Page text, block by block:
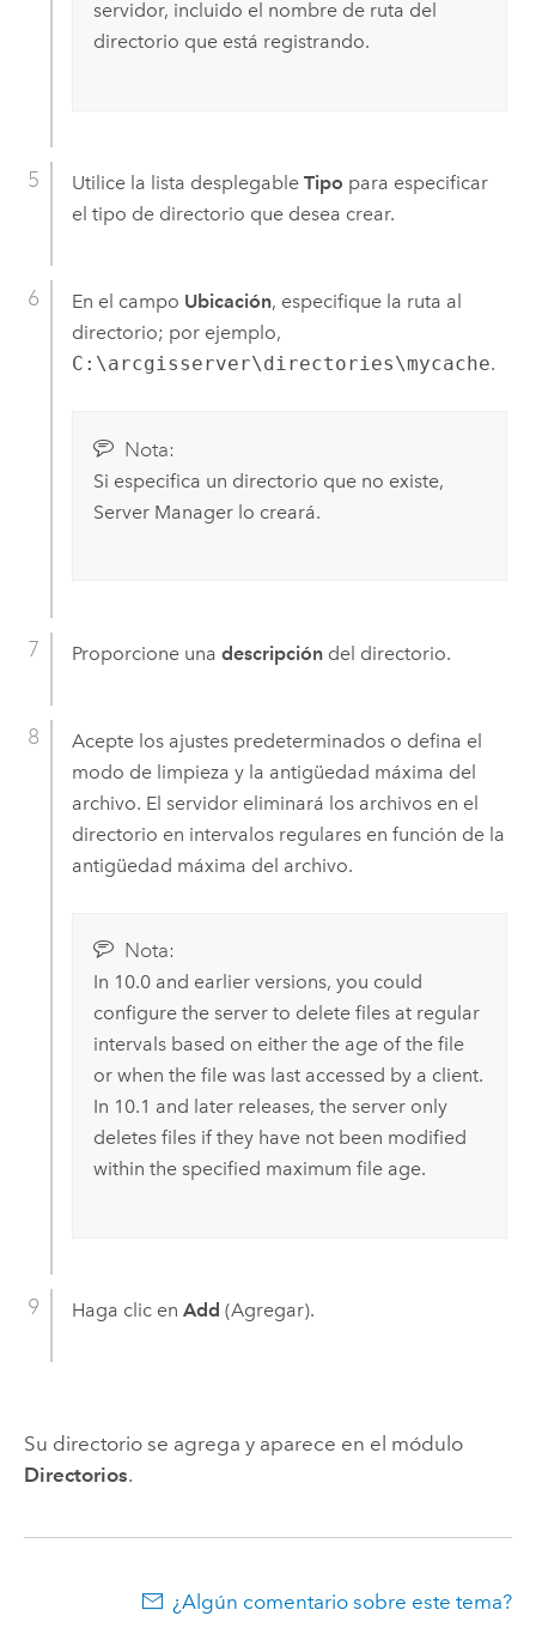
servidor, incluido el nombre de ruta del
directorio que está registrando.
Utilice la lista desplegable Tipo para especificar
el tipo de directorio que desea crear.
En el campo Ubicación, especifique la ruta al
directorio; por ejemplo,
C:\arcgisserver\directories\mycache.
Nota:
Si especifica un directorio que no existe,
Server Managerlo creará.
Proporcione una descripcióndel directorio.
Acepte los ajustes predeterminados o defina el
modo de limpieza y la antigüedad máxima del
archivo. El servidor eliminará los archivos en el
directorio en intervalos regulares en función de la
antigüedad máxima del archivo.
Nota:
In 10.0 and earlier versions, you could
configure the server to delete files at regular
intervals based on either the age of the file
or when the file was last accessed by a client.
In 10.1 and later releases, the server only
deletes files if they have not been modified
within the specified maximum file age.
Haga clic en Add (Agregar).
Su directorio se agrega y aparece en el módulo
Directorios.
¿Algún comentario sobre este tema?